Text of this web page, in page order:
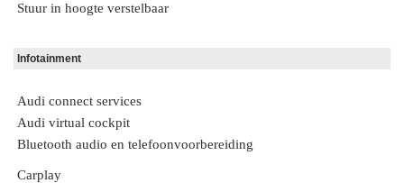
Stuur in hoogte verstelbaar
Infotainment
Audi connect services
Audi virtual cockpit
Bluetooth audio en telefoonvoorbereiding
Carplay